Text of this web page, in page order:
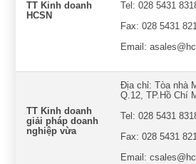
TT Kinh doanh
HCSN
Tel: 028 5431
Fax: 028 5431
Email:
TT Kinh doanh
giải pháp doanh
nghiệp vừa
Địa chỉ: Tòa nhà
Q.12, TP.Hồ Chí
Tel: 028 5431
Fax: 028 5431
Email: